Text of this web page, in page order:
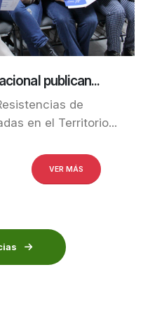
publican...
de
en el Territorio...
VER MÁS